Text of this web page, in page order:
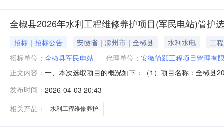
全椒县2026年水利工程维修养护项目(军民电站)管护
招标｜招标公告 安徽省｜滁州市｜全椒县 水利水电
工程
招标单位： 全椒县军民电站 代理单位： 安徽简颢工程项目管理有
正文内容： 一、本次选取项目的概况如下：（1）项目名称：全椒县
=29100.00元（7）标段划分：一个标段（8）服务内容
须具有
发布时间： 2026-04-03 20:43
相关产品：
水利工程维修养护